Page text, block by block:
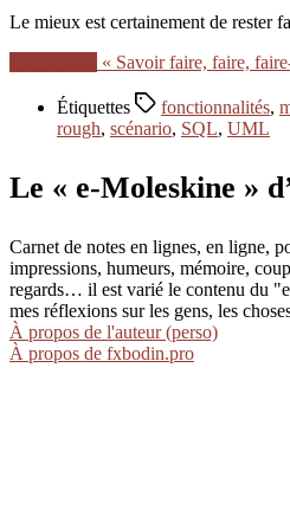
Le mieux est certainement de rester
« Savoir faire, faire,
Étiquettes fonctionnalités,
rough, scénario, SQL, UML
Le « e-Moleskine »
Carnet de notes en lignes, en ligne,
impressions, humeurs, mémoire,
regards… il est varié le contenu du
mes réflexions sur les gens, les
À propos de l'auteur (perso)
À propos de fxbodin.pro